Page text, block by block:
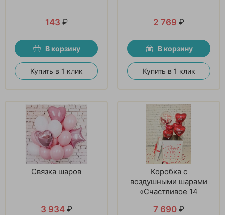
143 ₽
В корзину
Купить в 1 клик
2 769 ₽
В корзину
Купить в 1 клик
Связка шаров
3 934 ₽
Коробка с
воздушными шарами
«Счастливое 14
февраля»
7 690 ₽